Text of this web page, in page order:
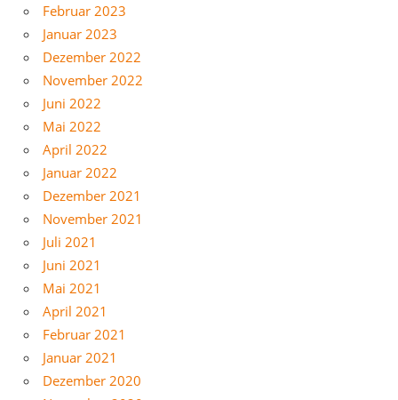
Februar 2023
Januar 2023
Dezember 2022
November 2022
Juni 2022
Mai 2022
April 2022
Januar 2022
Dezember 2021
November 2021
Juli 2021
Juni 2021
Mai 2021
April 2021
Februar 2021
Januar 2021
Dezember 2020